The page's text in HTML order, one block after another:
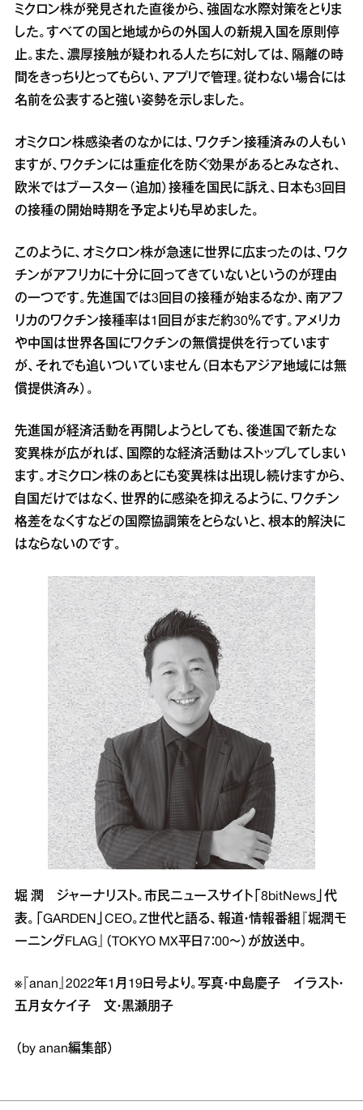
ミクロン株が発見された直後から、強固な水際対策をとりま
した。すべての国と地域からの外国人の新規入国を原則停
止。また、濃厚接触が疑われる人たちに対しては、隔離の時
間をきっちりとってもらい、アプリで管理。従わない場合には
名前を公表すると強い姿勢を示しました。
オミクロン株感染者のなかには、ワクチン接種済みの人もい
ますが、ワクチンには重症化を防ぐ効果があるとみなされ、
欧米ではブースター（追加）接種を国民に訴え、日本も3回目
の接種の開始時期を予定よりも早めました。
このように、オミクロン株が急速に世界に広まったのは、ワク
チンがアフリカに十分に回ってきていないというのが理由
の一つです。先進国では3回目の接種が始まるなか、南アフ
リカのワクチン接種率は1回目がまだ約30％です。アメリカ
や中国は世界各国にワクチンの無償提供を行っています
が、それでも追いついていません（日本もアジア地域には無
償提供済み）。
先進国が経済活動を再開しようとしても、後進国で新たな
変異株が広がれば、国際的な経済活動はストップしてしまい
ます。オミクロン株のあとにも変異株は出現し続けますから、
自国だけではなく、世界的に感染を抑えるように、ワクチン
格差をなくすなどの国際協調策をとらないと、根本的解決に
はならないのです。
堀 潤 ジャーナリスト。市民ニュースサイト「8bitNews」代
表。「GARDEN」CEO。Z世代と語る、報道・情報番組『堀潤モ
ーニングFLAG』（TOKYO MX平日7：00～）が放送中。
※『anan』2022年1月19日号より。写真・中島慶子 イラスト・
五月女ケイ子 文・黒瀬朋子
（by anan編集部）